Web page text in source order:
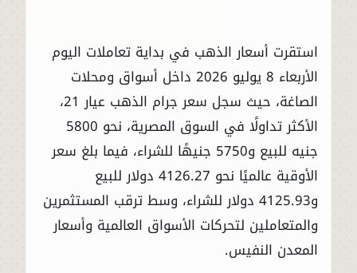
استقرت أسعار الذهب في بداية تعاملات اليوم
الأربعاء 8 يوليو 2026 داخل أسواق ومحلات
الصاغة، حيث سجل سعر جرام الذهب عيار 21،
الأكثر تداولًا في السوق المصرية، نحو 5800
جنيه للبيع و5750 جنيهًا للشراء، فيما بلغ سعر
الأوقية عالميًا نحو 4126.27 دولار للبيع
و4125.93 دولار للشراء، وسط ترقب المستثمرين
والمتعاملين لتحركات الأسواق العالمية وأسعار
المعدن النفيس.